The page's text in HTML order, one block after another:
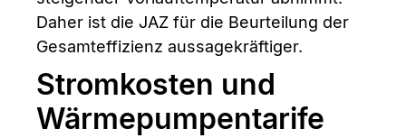
Daher ist die JAZ für die Beurteilung der
Gesamteffizienz aussagekräftiger.
Stromkosten und
Wärmepumpentarife